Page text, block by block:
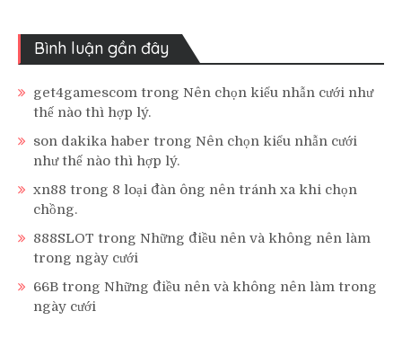
Bình luận gần đây
get4gamescom trong Nên chọn kiểu nhẫn cưới như
thế nào thì hợp lý.
son dakika haber trong Nên chọn kiểu nhẫn cưới
như thế nào thì hợp lý.
xn88 trong 8 loại đàn ông nên tránh xa khi chọn
chồng.
888SLOT trong Những điều nên và không nên làm
trong ngày cưới
66B trong Những điều nên và không nên làm trong
ngày cưới